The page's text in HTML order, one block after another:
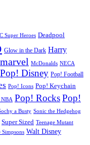
Super Heroes Deadpool
Glow in the Dark Harry
marvel McDonalds NECA
Pop! Disney Pop! Football
Pop! Icons Pop! Keychain
NBA Pop! RocksPop!
a Busty Sonic the Hedgehog
Super Sized Teenage Mutant
Simpsons Walt Disney